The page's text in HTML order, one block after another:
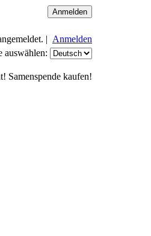
| Anmelden
auswählen:
Samenspende kaufen!